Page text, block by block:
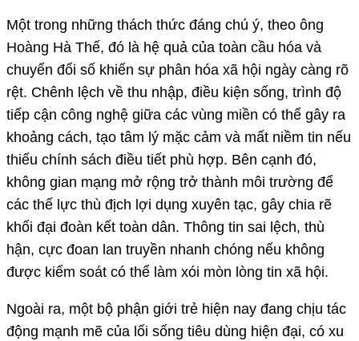
Một trong những thách thức đáng chú ý, theo ông
Hoàng Hà Thế, đó là hệ quả của toàn cầu hóa và
chuyển đổi số khiến sự phân hóa xã hội ngày càng rõ
rệt. Chênh lệch về thu nhập, điều kiện sống, trình độ
tiếp cận công nghệ giữa các vùng miền có thể gây ra
khoảng cách, tạo tâm lý mặc cảm và mất niềm tin nếu
thiếu chính sách điều tiết phù hợp. Bên cạnh đó,
không gian mạng mở rộng trở thành môi trường để
các thế lực thù địch lợi dụng xuyên tạc, gây chia rẽ
khối đại đoàn kết toàn dân. Thông tin sai lệch, thù
hận, cực đoan lan truyền nhanh chóng nếu không
được kiểm soát có thể làm xói mòn lòng tin xã hội.
Ngoài ra, một bộ phận giới trẻ hiện nay đang chịu tác
động mạnh mẽ của lối sống tiêu dùng hiện đại, có xu